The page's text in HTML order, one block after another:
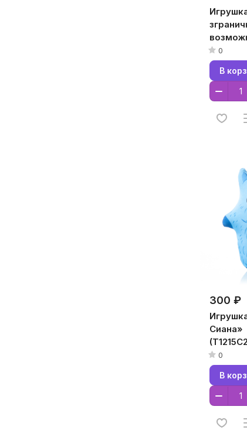
0
В
300 ₽
Сиана»
0
В